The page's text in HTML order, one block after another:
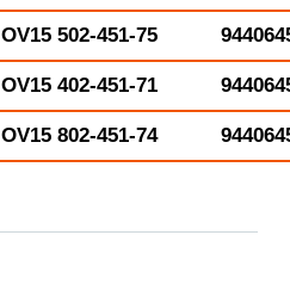
OV15 502-451-75
OV15 402-451-71
OV15 802-451-74